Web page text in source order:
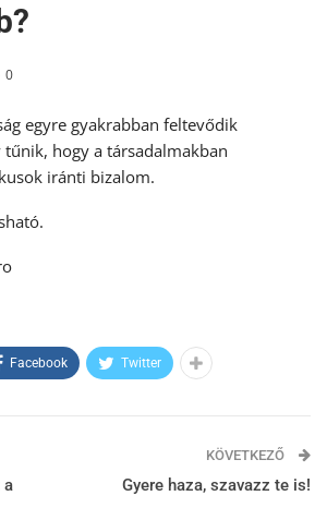
0
egyre gyakrabban feltevődik
hogy a társadalmakban
iránti bizalom.
Facebook Twitter
a
KÖVETKEZŐ
Gyere haza, szavazz te is!